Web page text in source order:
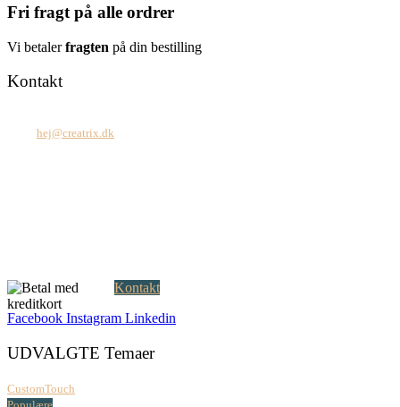
Fri fragt på alle ordrer
Vi betalerfragten på din bestilling
Kontakt
hej@creatrix.dk
Kontakt
Facebook Instagram Linkedin
UDVALGTE Temaer
CustomTouch